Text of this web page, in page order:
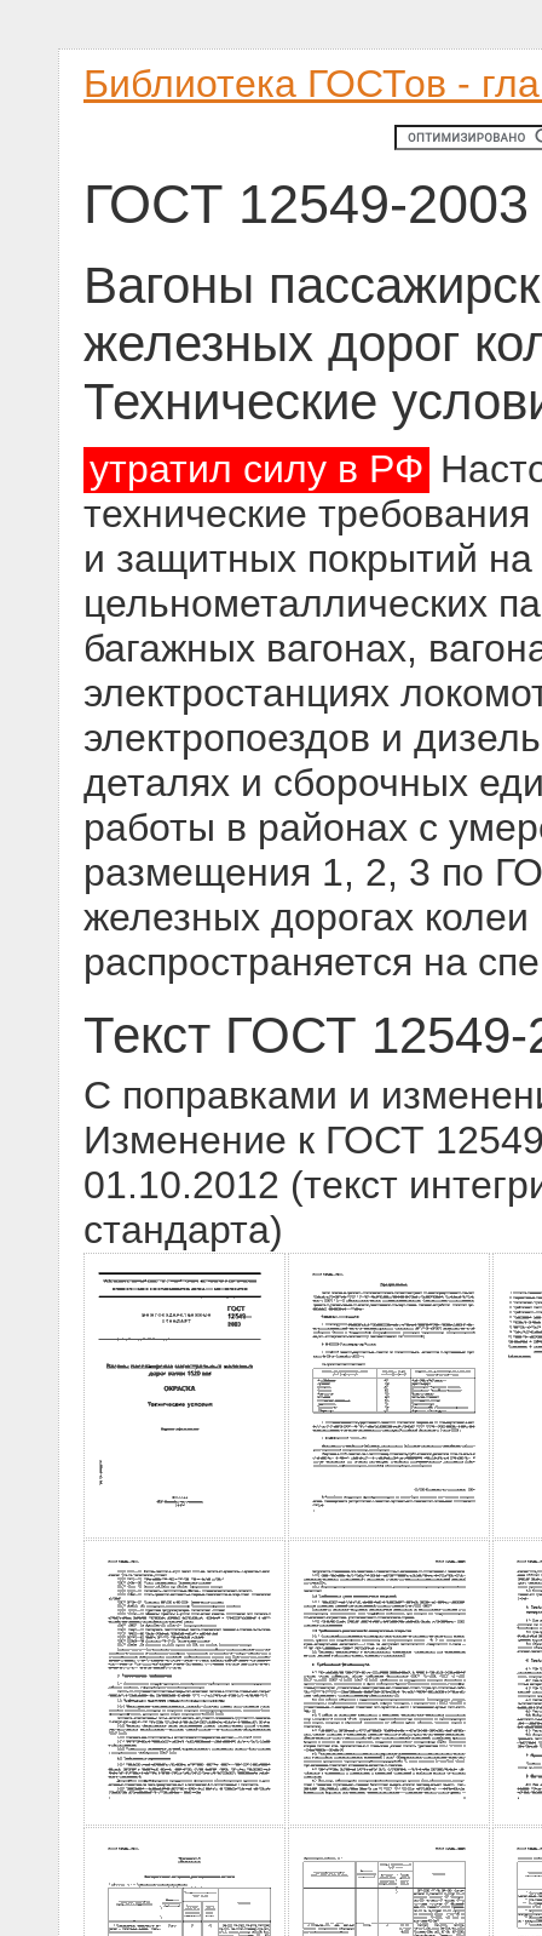
Библиотека ГОСТов -
ГОСТ 12549-2003
Вагоны
железных дорог
Технические
утратил силу в РФ
технические
и защитных покрытий
цельнометаллических
багажных вагонах,
электростанциях
электропоездов и
деталях и сборочных
работы в районах с
размещения 1, 2, 3 по
железных дорогах
распространяется на
Текст ГОСТ 12549-
С поправками и
Изменение к ГОСТ
01.10.2012 (текст
стандарта)